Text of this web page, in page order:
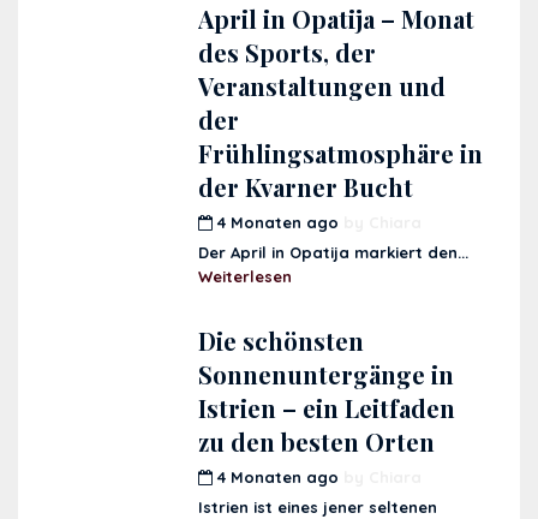
April in Opatija – Monat
des Sports, der
Veranstaltungen und
der
Frühlingsatmosphäre in
der Kvarner Bucht
4 Monaten ago
Der April in Opatija markiert den...
Weiterlesen
Die schönsten
Sonnenuntergänge in
Istrien – ein Leitfaden
zu den besten Orten
4 Monaten ago
Istrien ist eines jener seltenen